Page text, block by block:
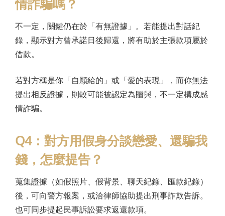
情詐騙嗎？
不一定，關鍵仍在於「有無證據」。若能提出對話紀
錄，顯示對方曾承諾日後歸還，將有助於主張款項屬於
借款。
若對方稱是你「自願給的」或「愛的表現」，而你無法
提出相反證據，則較可能被認定為贈與，不一定構成感
情詐騙。
Q4：對方用假身分談戀愛、還騙我
錢，怎麼提告？
蒐集證據（如假照片、假背景、聊天紀錄、匯款紀錄）
後，可向警方報案，或洽律師協助提出刑事詐欺告訴。
也可同步提起民事訴訟要求返還款項。